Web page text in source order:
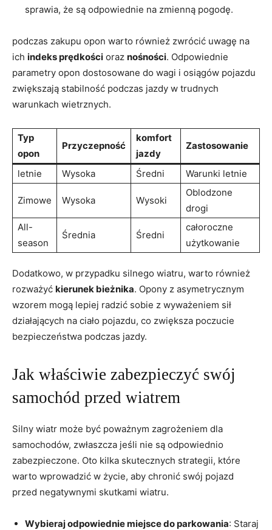
sprawia,‍ że są odpowiednie na zmienną pogodę.
podczas zakupu⁤ opon warto również zwrócić ⁤uwagę na
ich indeks prędkości oraz nośności.⁣ Odpowiednie
parametry opon dostosowane do wagi i osiągów⁤ pojazdu
zwiększają stabilność podczas jazdy w​ trudnych
warunkach wietrznych.
Typ
opon
Przyczepność
komfort
jazdy
Zastosowanie
letnie Wysoka Średni Warunki letnie
Zimowe Wysoka Wysoki
Oblodzone
drogi
All-
season
Średnia Średni
całoroczne
użytkowanie
Dodatkowo,⁣ w przypadku ⁢silnego wiatru, warto również
rozważyć kierunek ⁢bieżnika. Opony z asymetrycznym
wzorem​ mogą lepiej radzić sobie z wyważeniem ​sił
działających na ciało pojazdu, ⁤co zwiększa poczucie
⁣bezpieczeństwa podczas jazdy.
Jak​ właściwie zabezpieczyć​ swój
samochód ​przed wiatrem
Silny wiatr może być poważnym zagrożeniem dla
samochodów, zwłaszcza ‌jeśli nie są⁢ odpowiednio
zabezpieczone. Oto kilka ‌skutecznych strategii, które⁢
warto wprowadzić w życie, aby chronić swój ⁤pojazd
przed negatywnymi skutkami wiatru.
Wybieraj odpowiednie miejsce do parkowania: Staraj